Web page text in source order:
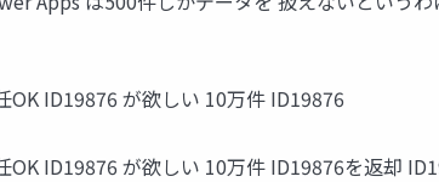
OK ID19876 が欲しい 10万件 ID19876
OK ID19876 が欲しい 10万件 ID19876を返却